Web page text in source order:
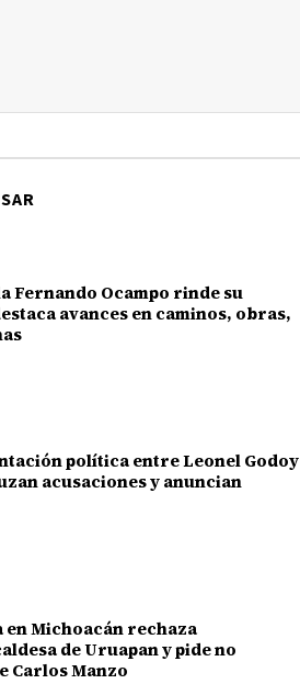
Fernando Ocampo rinde su
avances en caminos, obras,
política entre Leonel Godoy
acusaciones y anuncian
Michoacán rechaza
de Uruapan y pide no
Carlos Manzo